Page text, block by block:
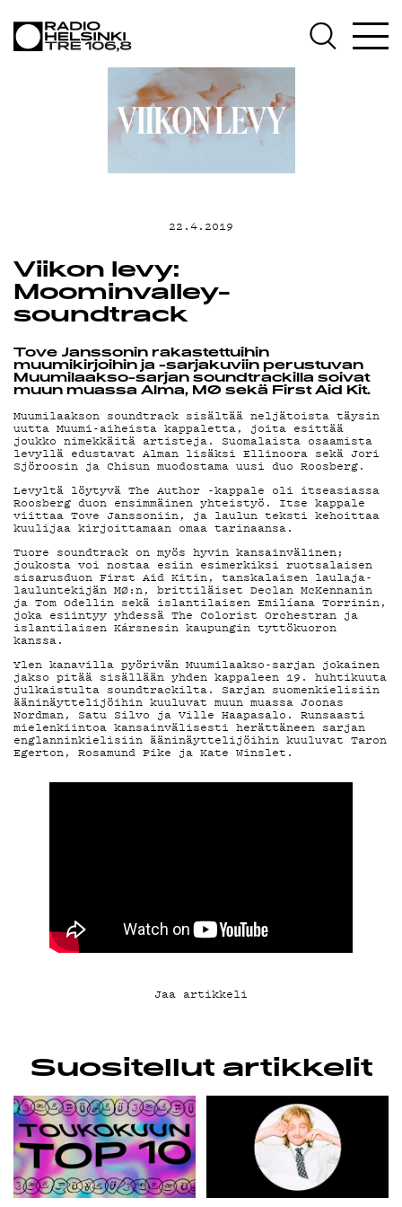
OHJELMAT
TEKIJÄT
ON-DEMAND
PODCAST
MAINOSTA
G LIVELAB
TIETOSUOJA
22.4.2019
Viikon levy:
Moominvalley-
soundtrack
Tove Janssonin rakastettuihin
muumikirjoihin ja -sarjakuviin perustuvan
Muumilaakso-sarjan soundtrackilla soivat
muun muassa Alma, MØ sekä First Aid Kit.
Muumilaakson soundtrack sisältää neljätoista täysin
uutta Muumi-aiheista kappaletta, joita esittää
joukko nimekkäitä artisteja. Suomalaista osaamista
levyllä edustavat Alman lisäksi Ellinoora sekä Jori
Sjöroosin ja Chisun muodostama uusi duo Roosberg.
Levyltä löytyvä The Author -kappale oli itseasiassa
Roosberg duon ensimmäinen yhteistyö. Itse kappale
viittaa Tove Janssoniin, ja laulun teksti kehoittaa
kuulijaa kirjoittamaan omaa tarinaansa.
Tuore soundtrack on myös hyvin kansainvälinen;
joukosta voi nostaa esiin esimerkiksi ruotsalaisen
sisarusduon First Aid Kitin, tanskalaisen laulaja-
lauluntekijän MØ:n, brittiläiset Declan McKennanin
ja Tom Odellin sekä islantilaisen Emilíana Torrinin,
joka esiintyy yhdessä The Colorist Orchestran ja
islantilaisen Kársnesin kaupungin tyttökuoron
kanssa.
Ylen kanavilla pyörivän Muumilaakso-sarjan jokainen
jakso pitää sisällään yhden kappaleen 19. huhtikuuta
julkaistulta soundtrackilta. Sarjan suomenkielisiin
ääninäyttelijöihin kuuluvat muun muassa Joonas
Nordman, Satu Silvo ja Ville Haapasalo. Runsaasti
mielenkiintoa kansainvälisesti herättäneen sarjan
englanninkielisiin ääninäyttelijöihin kuuluvat Taron
Egerton, Rosamund Pike ja Kate Winslet.
Jaa artikkeli
Suositellut artikkelit